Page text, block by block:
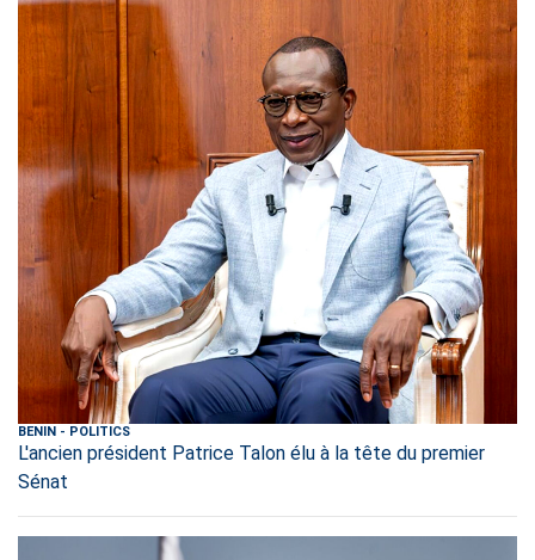
BENIN - POLITICS
L'ancien président Patrice Talon élu à la tête du premier
Sénat